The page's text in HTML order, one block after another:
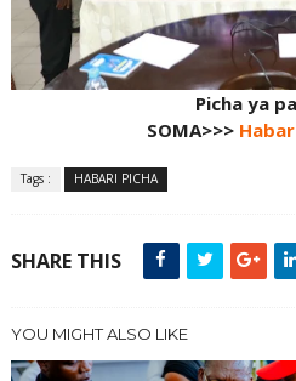
Picha ya
SOMA>>>
Tags : HABARI PICHA
SHARE THIS
YOU MIGHT ALSO LIKE